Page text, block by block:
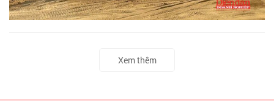
Xem thêm